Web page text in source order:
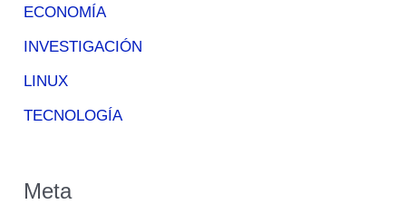
ECONOMÍA
INVESTIGACIÓN
LINUX
TECNOLOGÍA
Meta